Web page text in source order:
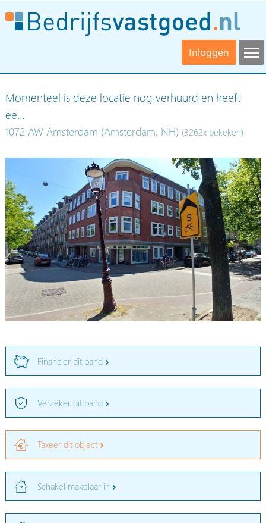
Inloggen
Momenteel is deze locatie nog verhuurd en heeft
ee…
1072 AW Amsterdam (Amsterdam, NH) (3262x bekeken)
Financier dit pand
Verzeker dit pand
Taxeer dit object
Schakel makelaar in